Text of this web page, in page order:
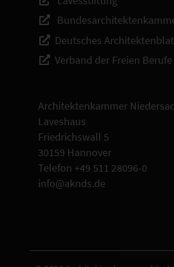
Deutsches
Verband der Freien
Architektenkammer
Laveshaus
Friedrichswall 5
30159 Hannover
Telefon +49 511 28096-0
info@aknds.de